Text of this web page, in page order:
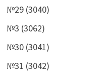
№29 (3040)
№3 (3062)
№30 (3041)
№31 (3042)